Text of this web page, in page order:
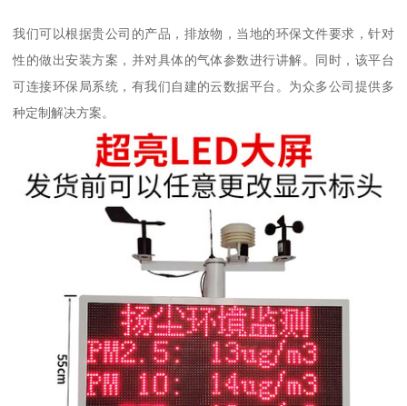
我们可以根据贵公司的产品，排放物，当地的环保文件要求，针对
性的做出安装方案，并对具体的气体参数进行讲解。同时，该平台
可连接环保局系统，有我们自建的云数据平台。为众多公司提供多
种定制解决方案。